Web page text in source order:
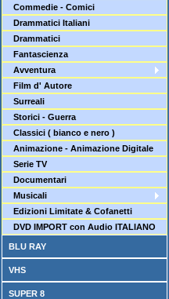
Commedie - Comici
Drammatici Italiani
Drammatici
Fantascienza
Avventura
Film d' Autore
Surreali
Storici - Guerra
Classici ( bianco e nero )
Animazione - Animazione Digitale
Serie TV
Documentari
Musicali
Edizioni Limitate & Cofanetti
DVD IMPORT con Audio ITALIANO
BLU RAY
VHS
SUPER 8